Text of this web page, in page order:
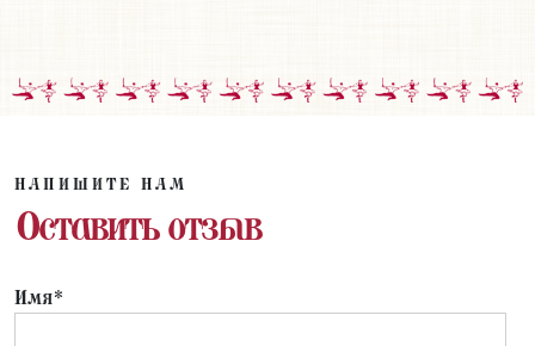
НАПИШИТЕ НАМ
Оставить отзыв
Имя*